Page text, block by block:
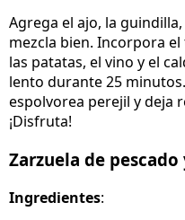
Agrega el ajo, la
mezcla bien. Incorpora
las patatas, el vino y el
lento durante 25
espolvorea perejil y deja
¡Disfruta!
Zarzuela de
Ingredientes: